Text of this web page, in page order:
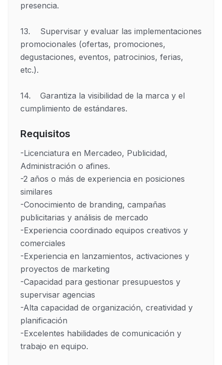
presencia.
13.	Supervisar y evaluar las implementaciones
promocionales (ofertas, promociones,
degustaciones, eventos, patrocinios, ferias,
etc.).
14.	Garantiza la visibilidad de la marca y el
Requisitos
-Licenciatura en Mercadeo, Publicidad,
Administración o afines.
-2 años o más de experiencia en posiciones
similares
-Conocimiento de branding, campañas
publicitarias y análisis de mercado
-Experiencia coordinado equipos creativos y
comerciales
-Experiencia en lanzamientos, activaciones y
proyectos de marketing
-Capacidad para gestionar presupuestos y
supervisar agencias
-Alta capacidad de organización, creatividad y
planificación
-Excelentes habilidades de comunicación y
trabajo en equipo.